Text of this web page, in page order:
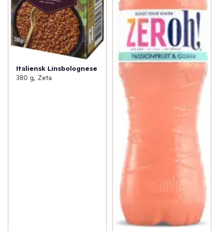
Italiensk Linsbolognese
380 g, Zeta